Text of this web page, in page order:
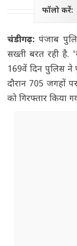
फॉलो करें:
चंडीगढ़:पंजाब
सख्ती बरत रही है.
169वें दिन पुलिस ने
दौरान 705 जगहों
को गिरफ्तार किया